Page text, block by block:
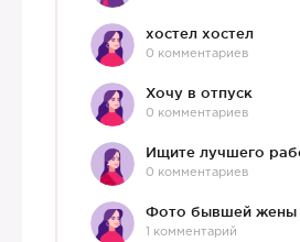
хостел хостел
0 комментариев
Хочу в отпуск
0 комментариев
0 комментариев
1 комментарий